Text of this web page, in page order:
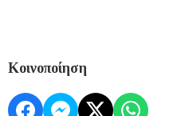
Κοινοποίηση